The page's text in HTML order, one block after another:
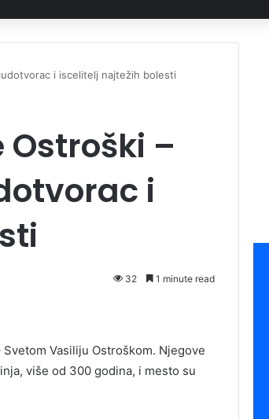
i iscelitelj najtežih bolesti
Ostroški –
i
32 1 minute read
Vasiliju Ostroškom. Njegove
više od 300 godina, i mesto su